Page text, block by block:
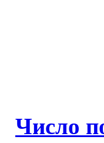
Число